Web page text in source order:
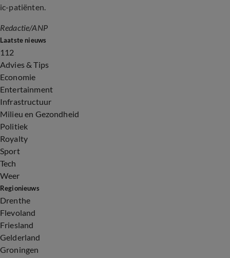
ic-patiënten.
Redactie/ANP
Laatste nieuws
112
Advies & Tips
Economie
Entertainment
Infrastructuur
Milieu en Gezondheid
Politiek
Royalty
Sport
Tech
Weer
Regionieuws
Drenthe
Flevoland
Friesland
Gelderland
Groningen